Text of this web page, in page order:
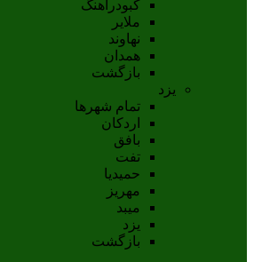
کبودراهنگ
ملاير
نهاوند
همدان
بازگشت
یزد
تمام شهر‌ها
اردکان
بافق
تفت
حميديا
مهریز
ميبد
يزد
بازگشت